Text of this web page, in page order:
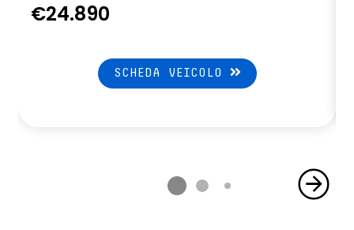
€24.890
SCHEDA VEICOLO